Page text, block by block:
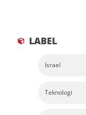
LABEL
Israel
Teknologi